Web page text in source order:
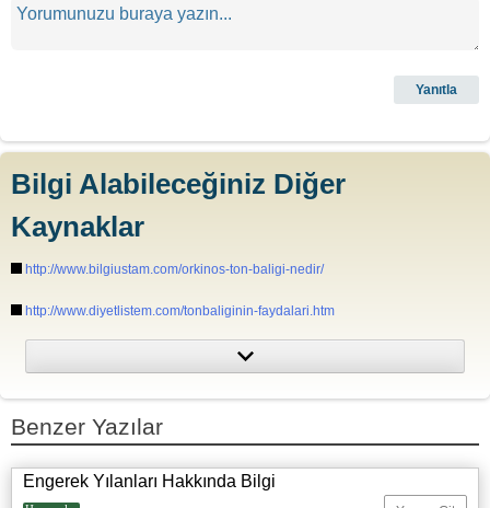
Bilgi Alabileceğiniz Diğer
Kaynaklar
http://www.bilgiustam.com/orkinos-ton-baligi-nedir/
http://www.diyetlistem.com/tonbaliginin-faydalari.htm
https://www.organicfacts.net/health-benefits/animal-product/tuna-fish.html
Benzer Yazılar
Engerek Yılanları Hakkında Bilgi